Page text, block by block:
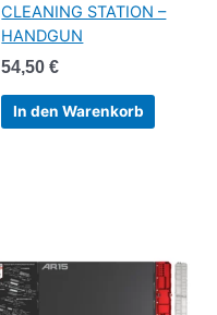
CLEANING STATION –
HANDGUN
54,50€
In den Warenkorb